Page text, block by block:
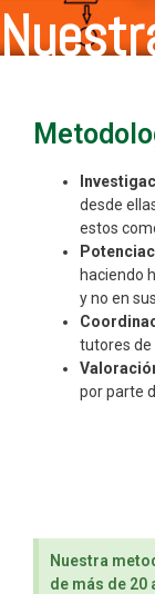
desde
estos
haciendo
y no en
tutores de
por parte
Nuestra
de más de 20